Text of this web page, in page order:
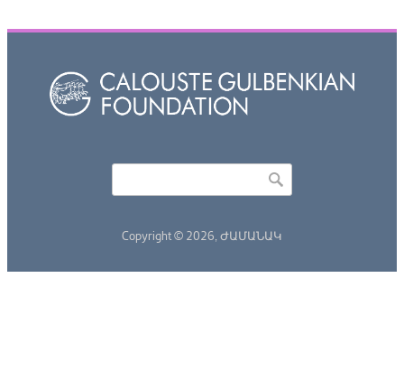
Copyright © 2026, ԺԱՄԱՆԱԿ